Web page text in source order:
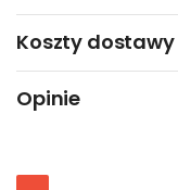
Koszty dostawy
Opinie